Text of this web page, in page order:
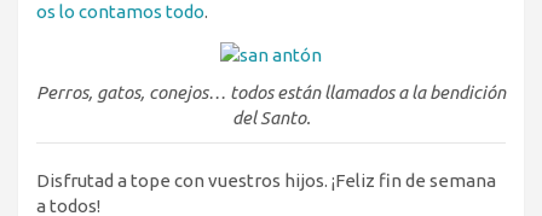
os lo contamos todo.
Perros, gatos, conejos… todos están llamados a la bendición
del Santo.
Disfrutad a tope con vuestros hijos. ¡Feliz fin de semana
a todos!